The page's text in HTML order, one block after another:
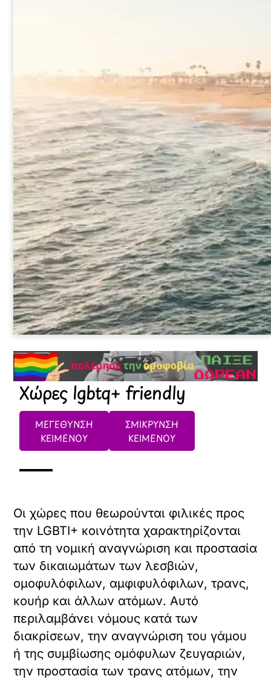
Χώρες lgbtq+ friendly
ΜΕΓΕΘΥΝΣΗ
ΚΕΙΜΕΝΟΥ
ΣΜΙΚΡΥΝΣΗ
ΚΕΙΜΕΝΟΥ
Οι χώρες που θεωρούνται φιλικές προς
την LGBTI+ κοινότητα χαρακτηρίζονται
από τη νομική αναγνώριση και προστασία
των δικαιωμάτων των λεσβιών,
ομοφυλόφιλων, αμφιφυλόφιλων, τρανς,
κουήρ και άλλων ατόμων. Αυτό
περιλαμβάνει νόμους κατά των
διακρίσεων, την αναγνώριση του γάμου
ή της συμβίωσης ομόφυλων ζευγαριών,
την προστασία των τρανς ατόμων, την